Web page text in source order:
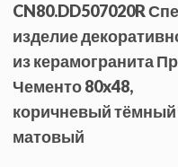
CN80.DD507020R
изделие
из керамогранита
Чементо 80x48,
коричневый тёмный
матовый